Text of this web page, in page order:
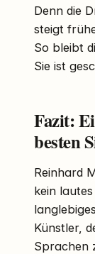
Denn die
steigt
So bleibt
Sie ist
Fazit:
besten
Reinhard
kein lautes
Künstler,
Sprachen